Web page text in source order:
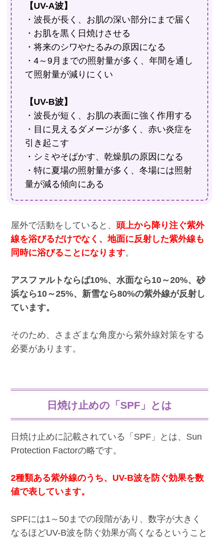
【UV-A波】
・波長が長く、お肌の深い部分にまで届く
・お肌を黒く日焼けさせる
・将来のシワやたるみの原因になる
・4～9月までの照射量が多く、年間を通し
て照射量が減りにくい
【UV-B波】
・波長が短く、お肌の表面に強く作用する
・目に見えるダメージが多く、赤い炎症を
引き起こす
・シミやそばかす、乾燥肌の原因になる
・特に夏場の照射量が多く、冬場には照射
量が減る傾向にある
屋外で活動をしていると、 頭上から降り注ぐ紫外
線を浴びるだけでなく、地面に反射した紫外線も
同時に浴びることになります。
アスファルトならば10%、水面なら10～20%、砂
浜なら10～25%、新雪なら80%の紫外線が反射し
ています。
そのため、さまざまな角度から紫外線対策をする
必要があります。
日焼け止めの「SPF」とは
日焼け止めに記載されている「SPF」とは、Sun
Protection Factorの略です。
2種類ある紫外線のうち、UV-B波を防ぐ効果を数
値で表しています。
SPFには1～50までの段階があり、数字が大きく
なるほどUV-B波を防ぐ効果が高くなるということ